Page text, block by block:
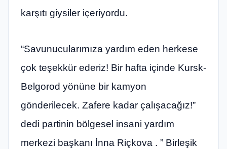
karşıtı giysiler içeriyordu.
“Savunucularımıza yardım eden herkese
çok teşekkür ederiz! Bir hafta içinde Kursk-
Belgorod yönüne bir kamyon
gönderilecek. Zafere kadar çalışacağız!”
dedi partinin bölgesel insani yardım
merkezi başkanı İnna Riçkova . ” Birleşik